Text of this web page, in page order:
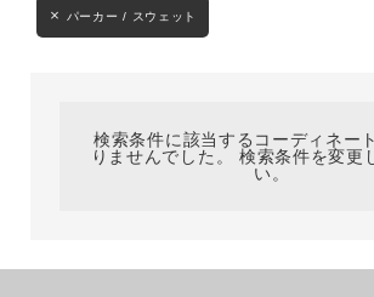
ブランド
パーカー / スウェット
検索条件に該当するコーディネー
りませんでした。 検索条件を変更
い。